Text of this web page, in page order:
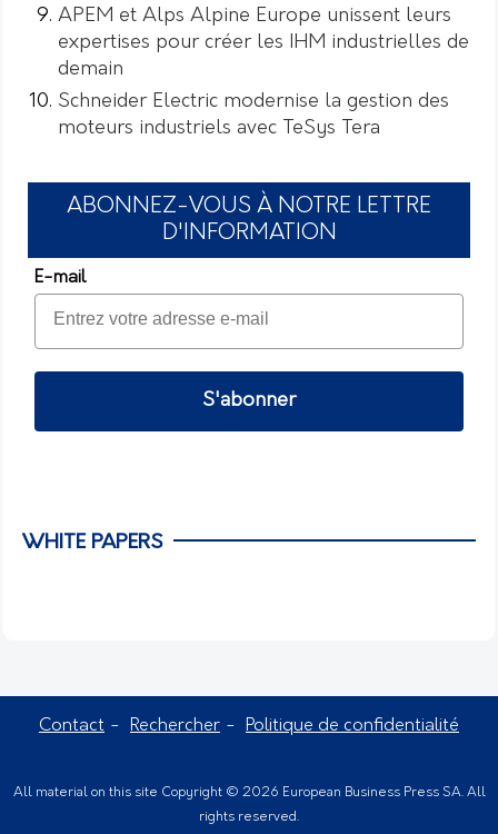
APEM et Alps Alpine Europe unissent leurs
expertises pour créer les IHM industrielles de
demain
Schneider Electric modernise la gestion des
moteurs industriels avec TeSys Tera
ABONNEZ-VOUS À NOTRE LETTRE
D'INFORMATION
E-mail
S'abonner
WHITE PAPERS
Contact Rechercher Politique de confidentialité
All material on this site Copyright © 2026 European Business Press SA. All
rights reserved.